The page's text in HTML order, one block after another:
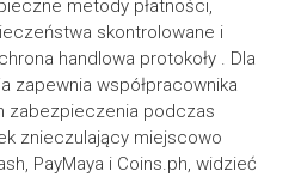
metody płatności,
skontrolowane i
handlowa protokoły . Dla
zapewnia współpracownika
zabezpieczenia podczas
znieczulający miejscowo
PayMaya i Coins.ph, widzieć